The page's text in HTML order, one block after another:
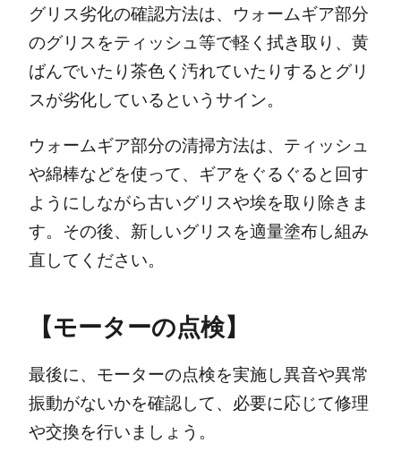
グリス劣化の確認方法は、ウォームギア部分
のグリスをティッシュ等で軽く拭き取り、黄
ばんでいたり茶色く汚れていたりするとグリ
スが劣化しているというサイン。
ウォームギア部分の清掃方法は、ティッシュ
や綿棒などを使って、ギアをぐるぐると回す
ようにしながら古いグリスや埃を取り除きま
す。その後、新しいグリスを適量塗布し組み
直してください。
【モーターの点検】
最後に、モーターの点検を実施し異音や異常
振動がないかを確認して、必要に応じて修理
や交換を行いましょう。